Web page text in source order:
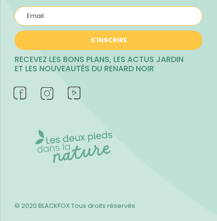
S'INSCRIRE
RECEVEZ LES BONS PLANS, LES ACTUS JARDIN
ET LES NOUVEAUTÉS DU RENARD NOIR
© 2020 BLACKFOXTous droits réservés